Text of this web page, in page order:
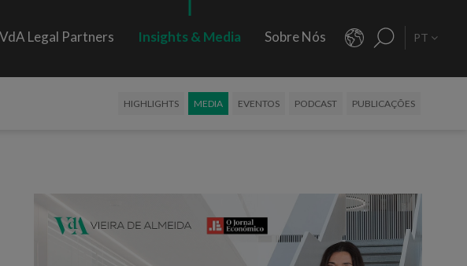
VdA Legal Partners Insights & Media Sobre Nós PT
HIGHLIGHTS MEDIA EVENTOS PODCAST PUBLICAÇÕES